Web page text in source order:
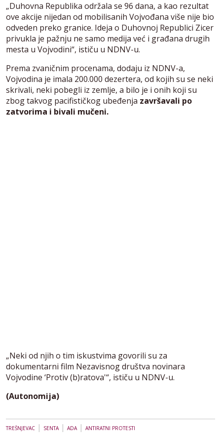
„Duhovna Republika održala se 96 dana, a kao rezultat
ove akcije nijedan od mobilisanih Vojvođana više nije bio
odveden preko granice. Ideja o Duhovnoj Republici Zicer
privukla je pažnju ne samo medija već i građana drugih
mesta u Vojvodini“, ističu u NDNV-u.
Prema zvaničnim procenama, dodaju iz NDNV-a,
Vojvodina je imala 200.000 dezertera, od kojih su se neki
skrivali, neki pobegli iz zemlje, a bilo je i onih koji su
zbog takvog pacifističkog ubeđenja završavali po
zatvorima i bivali mučeni.
„Neki od njih o tim iskustvima govorili su za
dokumentarni film Nezavisnog društva novinara
Vojvodine ‘Protiv (b)ratova'“, ističu u NDNV-u.
(Autonomija)
TREŠNJEVAC | SENTA| ADA| ANTIRATNI PROTESTI